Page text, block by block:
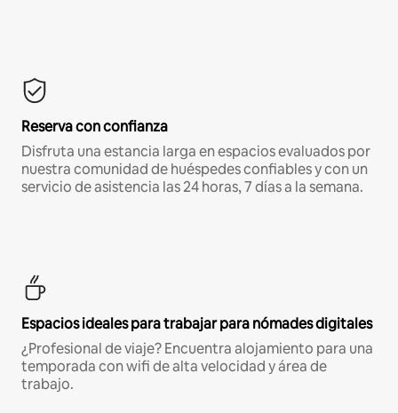
Reserva con confianza
Disfruta una estancia larga en espacios evaluados por
nuestra comunidad de huéspedes confiables y con un
servicio de asistencia las 24 horas, 7 días a la semana.
Espacios ideales para trabajar para nómades digitales
¿Profesional de viaje? Encuentra alojamiento para una
temporada con wifi de alta velocidad y área de
trabajo.